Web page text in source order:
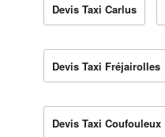
Devis Taxi Carlus
Devis Taxi Fréjairolles
Devis Taxi Coufouleux